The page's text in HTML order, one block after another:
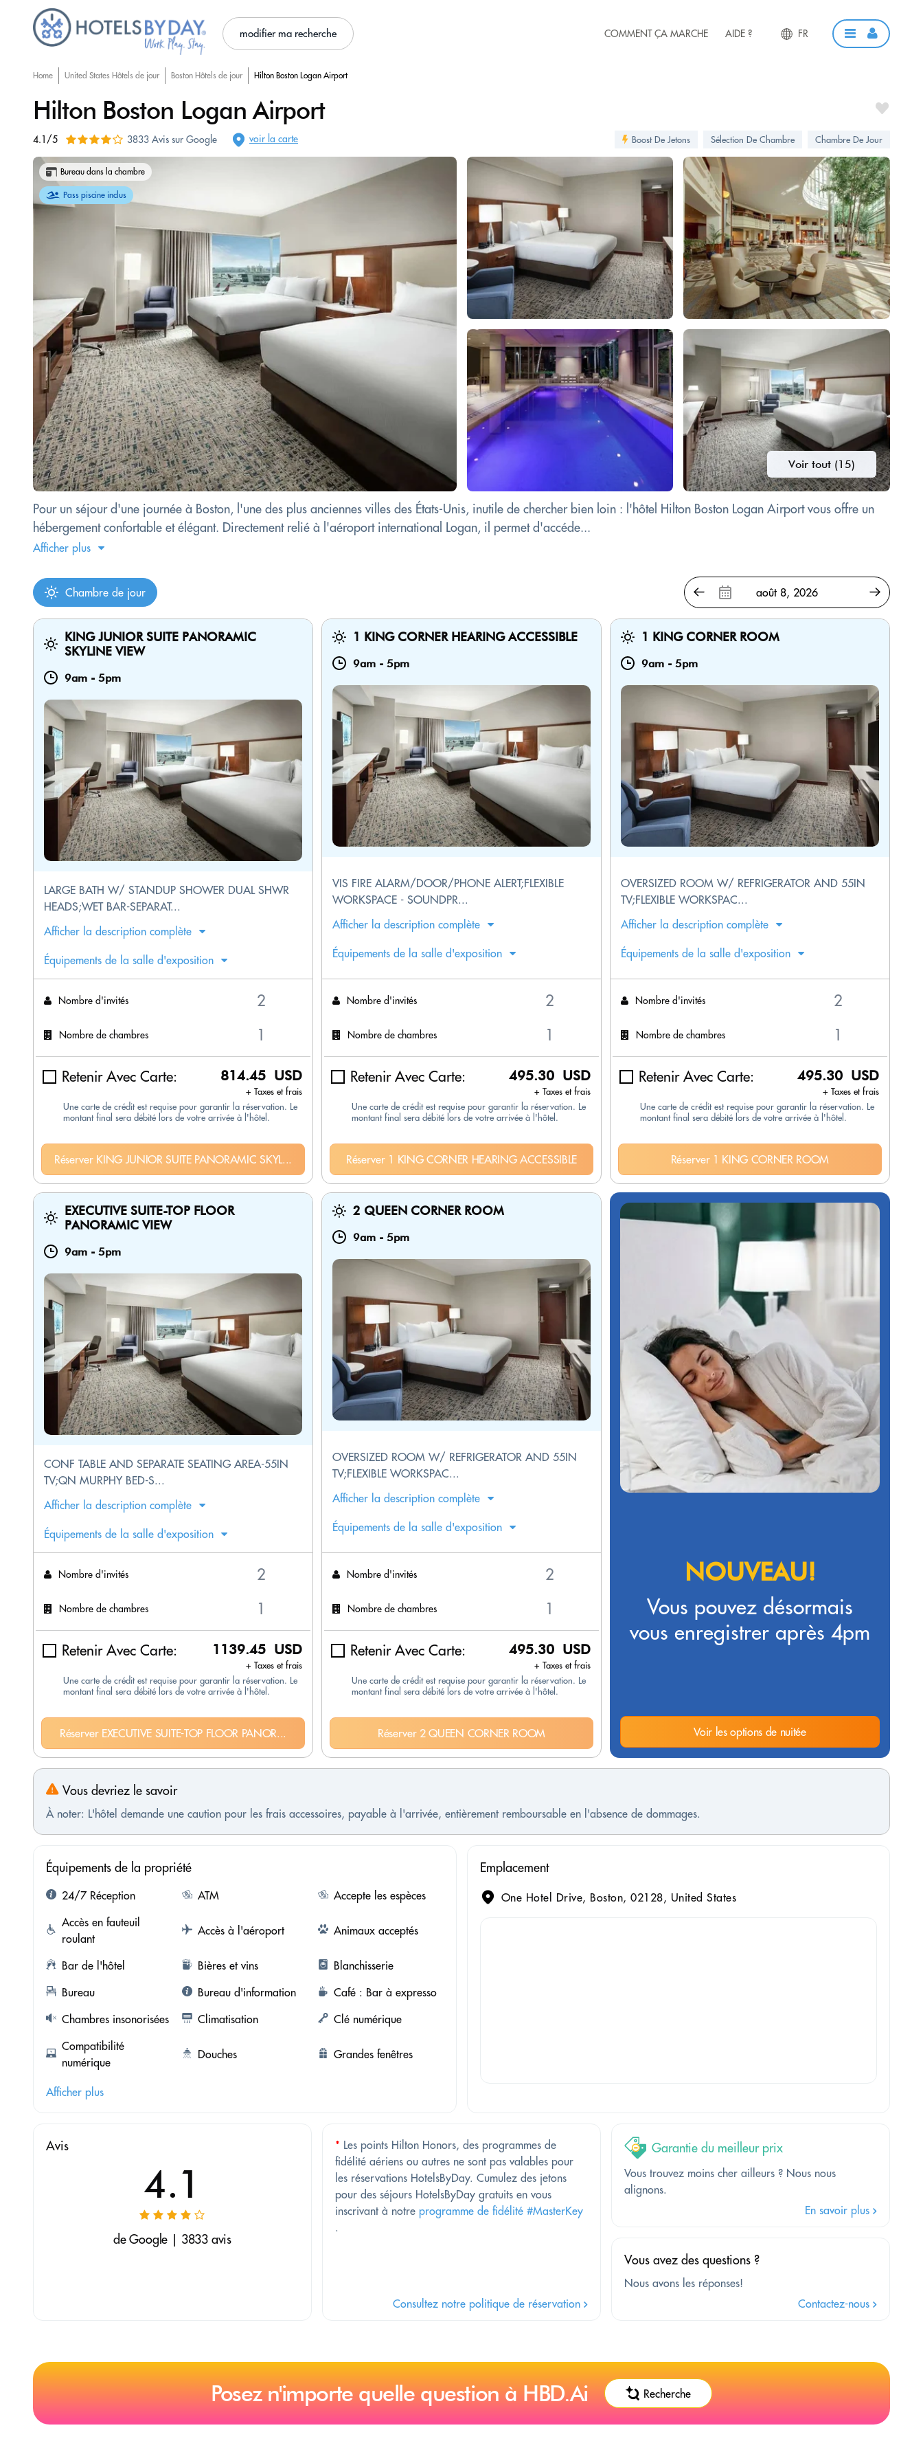
modifier ma recherche COMMENT ÇA MARCHE AIDE ? FR
Home United States Hôtels de jour Boston Hôtels de jour Hilton Boston Logan Airport
Hilton Boston Logan Airport
4.1/5 3833 Avis sur Google voir la carte Boost De Jetons Sélection De Chambre Chambre De Jour
Voir tout (15)
Bureau dans la chambre
Pass piscine inclus
Pour un séjour d'une journée à Boston, l'une des plus anciennes villes des États-Unis, inutile de chercher bien loin : l'hôtel Hilton Boston Logan Airport vous offre un
hébergement confortable et élégant. Directement relié à l'aéroport international Logan, il permet d'accéde...
Afficher plus
Chambre de jour
KING JUNIOR SUITE PANORAMIC
SKYLINE VIEW
9am - 5pm
LARGE BATH W/ STANDUP SHOWER DUAL SHWR
HEADS;WET BAR-SEPARAT...
Afficher la description complète
Équipements de la salle d'exposition
Nombre d'invités
Nombre de chambres
Retenir Avec Carte: 814.45 USD
+ Taxes et frais
Une carte de crédit est requise pour garantir la réservation. Le
montant final sera débité lors de votre arrivée à l'hôtel.
Réserver KING JUNIOR SUITE PANORAMIC SKYL...
1 KING CORNER HEARING ACCESSIBLE
9am - 5pm
VIS FIRE ALARM/DOOR/PHONE ALERT;FLEXIBLE
WORKSPACE - SOUNDPR...
Afficher la description complète
Équipements de la salle d'exposition
Nombre d'invités
Nombre de chambres
Retenir Avec Carte: 495.30 USD
+ Taxes et frais
Une carte de crédit est requise pour garantir la réservation. Le
montant final sera débité lors de votre arrivée à l'hôtel.
Réserver 1 KING CORNER HEARING ACCESSIBLE
1 KING CORNER ROOM
9am - 5pm
OVERSIZED ROOM W/ REFRIGERATOR AND 55IN
TV;FLEXIBLE WORKSPAC...
Afficher la description complète
Équipements de la salle d'exposition
Nombre d'invités
Nombre de chambres
Retenir Avec Carte: 495.30 USD
+ Taxes et frais
Une carte de crédit est requise pour garantir la réservation. Le
montant final sera débité lors de votre arrivée à l'hôtel.
Réserver 1 KING CORNER ROOM
EXECUTIVE SUITE-TOP FLOOR
PANORAMIC VIEW
9am - 5pm
CONF TABLE AND SEPARATE SEATING AREA-55IN
TV;QN MURPHY BED-S...
Afficher la description complète
Équipements de la salle d'exposition
Nombre d'invités
Nombre de chambres
Retenir Avec Carte: 1139.45 USD
+ Taxes et frais
Une carte de crédit est requise pour garantir la réservation. Le
montant final sera débité lors de votre arrivée à l'hôtel.
Réserver EXECUTIVE SUITE-TOP FLOOR PANOR...
2 QUEEN CORNER ROOM
9am - 5pm
OVERSIZED ROOM W/ REFRIGERATOR AND 55IN
TV;FLEXIBLE WORKSPAC...
Afficher la description complète
Équipements de la salle d'exposition
Nombre d'invités
Nombre de chambres
Retenir Avec Carte: 495.30 USD
+ Taxes et frais
Une carte de crédit est requise pour garantir la réservation. Le
montant final sera débité lors de votre arrivée à l'hôtel.
Réserver 2 QUEEN CORNER ROOM
NOUVEAU!
Vous pouvez désormais
vous enregistrer après 4pm
Voir les options de nuitée
Vous devriez le savoir
À noter: L'hôtel demande une caution pour les frais accessoires, payable à l'arrivée, entièrement remboursable en l'absence de dommages.
Équipements de la propriété
24/7 Réception ATM
Accepte les espèces
Accès en fauteuil
roulant
Accès à l'aéroport Animaux acceptés
Bar de l'hôtel Bières et vins
Blanchisserie
Bureau
Bureau d'information
Café : Bar à expresso
Chambres insonorisées
Climatisation
Clé numérique
Compatibilité
numérique
Douches Grandes fenêtres
Afficher plus
Emplacement
One Hotel Drive, Boston, 02128, United States
Avis
4.1
de Google | 3833 avis
* Les points Hilton Honors, des programmes de
fidélité aériens ou autres ne sont pas valables pour
les réservations HotelsByDay. Cumulez des jetons
pour des séjours HotelsByDay gratuits en vous
inscrivant à notre programme de fidélité #MasterKey
.
Consultez notre politique de réservation
Garantie du meilleur prix
Vous trouvez moins cher ailleurs ? Nous nous
alignons.
En savoir plus
Vous avez des questions ?
Nous avons les réponses!
Contactez-nous
Posez n'importe quelle question à HBD.Ai Recherche